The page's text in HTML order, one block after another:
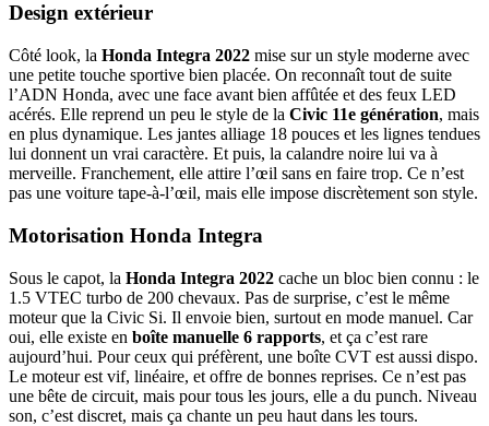
Design extérieur
Côté look, la Honda Integra 2022 mise sur un style moderne avec
une petite touche sportive bien placée. On reconnaît tout de suite
l’ADN Honda, avec une face avant bien affûtée et des feux LED
acérés. Elle reprend un peu le style de la Civic 11e génération, mais
en plus dynamique. Les jantes alliage 18 pouces et les lignes tendues
lui donnent un vrai caractère. Et puis, la calandre noire lui va à
merveille. Franchement, elle attire l’œil sans en faire trop. Ce n’est
pas une voiture tape-à-l’œil, mais elle impose discrètement son style.
Motorisation Honda Integra
Sous le capot, la Honda Integra 2022 cache un bloc bien connu : le
1.5 VTEC turbo de 200 chevaux. Pas de surprise, c’est le même
moteur que la Civic Si. Il envoie bien, surtout en mode manuel. Car
oui, elle existe en boîte manuelle 6 rapports, et ça c’est rare
aujourd’hui. Pour ceux qui préfèrent, une boîte CVT est aussi dispo.
Le moteur est vif, linéaire, et offre de bonnes reprises. Ce n’est pas
une bête de circuit, mais pour tous les jours, elle a du punch. Niveau
son, c’est discret, mais ça chante un peu haut dans les tours.